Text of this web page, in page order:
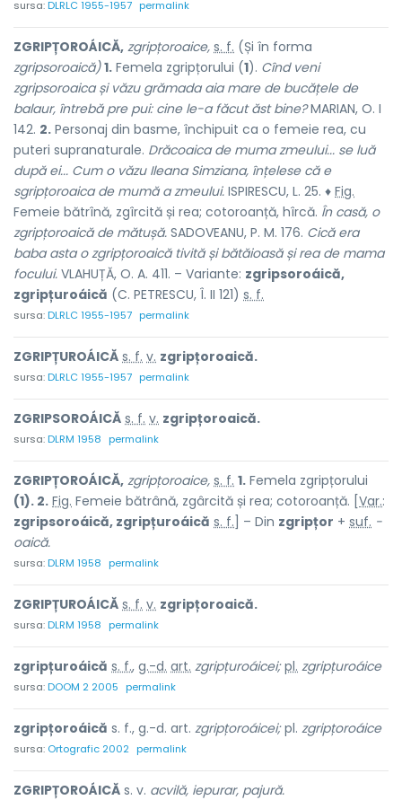
sursa:DLRLC 1955-1957 permalink
ZGRIPȚOROÁICĂ, zgripțoroaice, s. f. (Și în forma
zgripsoroaică) 1. Femela zgripțorului (1). Cînd veni
zgripsoroaica și văzu grămada aia mare de bucățele de
balaur, întrebă pre pui: cine le-a făcut ăst bine?MARIAN, O. I
142. 2. Personaj din basme, închipuit ca o femeie rea, cu
puteri supranaturale. Drăcoaica de muma zmeului... se luă
după ei... Cum o văzu Ileana Simziana, înțelese că e
sgripțoroaica de mumă a zmeului. ISPIRESCU, L. 25. ♦ Fig.
Femeie bătrînă, zgîrcită și rea; cotoroanță, hîrcă. În casă, o
zgripțoroaică de mătușă. SADOVEANU, P. M. 176. Cică era
baba asta o zgripțoroaică tivită și bătăioasă și rea de mama
focului. VLAHUȚĂ, O. A. 411. – Variante: zgripsoroáică,
zgripțuroáică (C. PETRESCU, Î. II 121) s. f.
sursa:DLRLC 1955-1957 permalink
ZGRIPȚUROÁICĂ s. f. v. zgripțoroaică.
sursa:DLRLC 1955-1957 permalink
ZGRIPSOROÁICĂ s. f. v. zgripțoroaică.
sursa:DLRM 1958 permalink
ZGRIPȚOROÁICĂ, zgripțoroaice, s. f. 1. Femela zgripțorului
(1). 2. Fig. Femeie bătrână, zgârcită și rea; cotoroanță. [ Var.:
zgripsoroáică, zgripțuroáică s. f. ] – Din zgripțor + suf. -
oaică.
sursa:DLRM 1958 permalink
ZGRIPȚUROÁICĂ s. f. v. zgripțoroaică.
sursa:DLRM 1958 permalink
zgripțuroáică s. f., g.-d. art. zgripțuroáicei; pl. zgripțuroáice
sursa:DOOM 2 2005 permalink
zgripțoroáică s. f., g.-d. art. zgripțoroáicei;pl. zgripțoroáice
sursa: Ortografic 2002 permalink
ZGRIPȚOROÁICĂ s. v. acvilă, iepurar, pajură.